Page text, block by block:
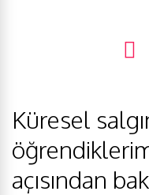
Küresel
açısından